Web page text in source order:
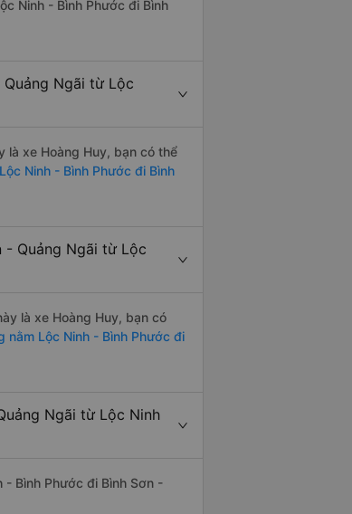
Ninh - Bình Phước đi Bình
Ngãi từ Lộc
là xe Hoàng Huy, bạn có thể
Ninh - Bình Phước đi Bình
- Quảng Ngãi từ Lộc
là xe Hoàng Huy, bạn có
nằm Lộc Ninh - Bình Phước đi
Ngãi từ Lộc Ninh
- Bình Phước đi Bình Sơn -